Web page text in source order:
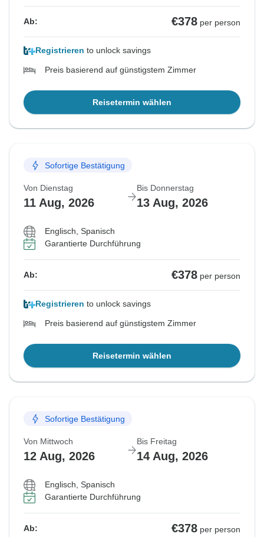
Ab: €378 per person
Registrieren to unlock savings
Preis basierend auf günstigstem Zimmer
Reisetermin wählen
Sofortige Bestätigung
Von Dienstag
11 Aug, 2026
Bis Donnerstag
13 Aug, 2026
Englisch, Spanisch
Garantierte Durchführung
Ab: €378 per person
Registrieren to unlock savings
Preis basierend auf günstigstem Zimmer
Reisetermin wählen
Sofortige Bestätigung
Von Mittwoch
12 Aug, 2026
Bis Freitag
14 Aug, 2026
Englisch, Spanisch
Garantierte Durchführung
Ab: €378 per person